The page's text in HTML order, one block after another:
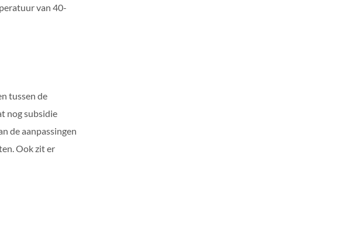
van 40-
tussen de
nog subsidie
de aanpassingen
Ook zit er